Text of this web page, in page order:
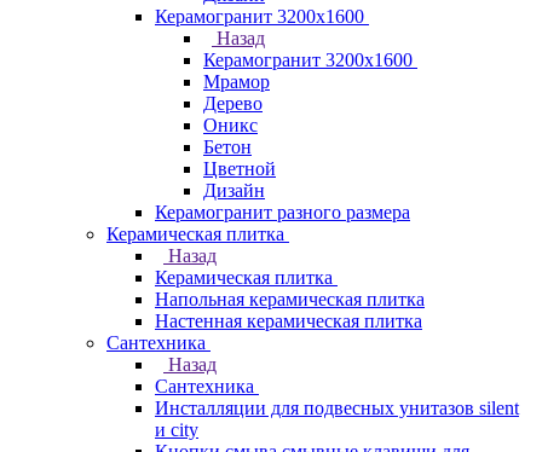
Керамогранит 3200х1600
Назад
Керамогранит 3200х1600
Мрамор
Дерево
Оникс
Бетон
Цветной
Дизайн
Керамогранит разного размера
Керамическая плитка
Назад
Керамическая плитка
Напольная керамическая плитка
Настенная керамическая плитка
Сантехника
Назад
Сантехника
Инсталляции для подвесных унитазов silent
и city